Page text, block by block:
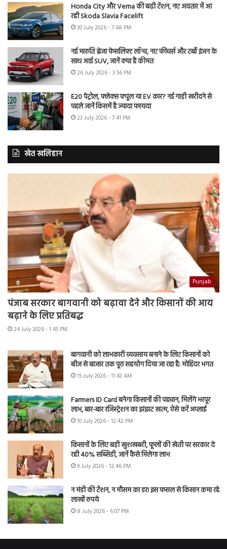
Honda City और Verna की बढ़ी टेंशन, नए अवतार में आ
रही Skoda Slavia Facelift
30 July 2026 - 7:48 PM
नई मारुति ब्रेजा फेसलिफ्ट लॉन्च, नए फीचर्स और टर्बो इंजन के
साथ आई SUV, जानें क्या है कीमत
26 July 2026 - 3:56 PM
E20 पेट्रोल, फ्लेक्स फ्यूल या EV कार? नई गाड़ी खरीदने से
पहले जानें किसमें है ज्यादा फायदा
23 July 2026 - 7:41 PM
खेत खलिहान
Punjab
पंजाब सरकार बागवानी को बढ़ावा देने और किसानों की आय
बढ़ाने के लिए प्रतिबद्ध
24 July 2026 - 1:45 PM
बागवानी को लाभकारी व्यवसाय बनाने के लिए किसानों को
बीज से बाजार तक पूरा सहयोग दिया जा रहा है: मोहिंदर भगत
15 July 2026 - 11:43 AM
Farmers ID Card बनेगा किसानों की पहचान, मिलेंगे भरपूर
लाभ, बार-बार रजिस्ट्रेशन का झंझट खत्म, ऐसे करें अप्लाई
10 July 2026 - 12:42 PM
किसानों के लिए बड़ी खुशखबरी, फूलों की खेती पर सरकार दे
रही 40% सब्सिडी, जानें कैसे मिलेगा लाभ
9 July 2026 - 12:46 PM
न मंडी की टेंशन, न मौसम का डर! इस फसल से किसान कमा रहे
लाखों रुपये
8 July 2026 - 6:07 PM